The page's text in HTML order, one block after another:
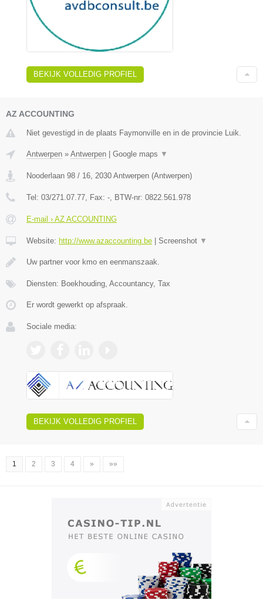
BEKIJK VOLLEDIG PROFIEL
AZ ACCOUNTING
Niet gevestigd in de plaats Faymonville en in de provincie Luik.
Antwerpen » Antwerpen | Google maps ▼
Nooderlaan 98 / 16 2030 Antwerpen (Antwerpen)
Tel: 03/271.07.77 , Fax: - , BTW-nr: 0822.561.978
E-mail › AZ ACCOUNTING
Website: http://www.azaccounting.be | Screenshot ▼
Uw partner voor kmo en eenmanszaak.
Diensten: Boekhouding, Accountancy, Tax
Er wordt gewerkt op afspraak.
Sociale media:
BEKIJK VOLLEDIG PROFIEL
1 2 3 4 » »»